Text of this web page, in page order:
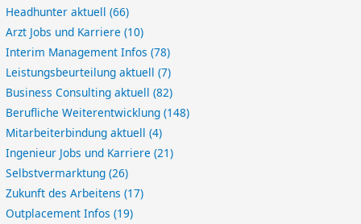
Headhunter aktuell(66)
Arzt Jobs und Karriere(10)
Interim Management Infos(78)
Leistungsbeurteilung aktuell(7)
Business Consulting aktuell(82)
Berufliche Weiterentwicklung(148)
Mitarbeiterbindung aktuell(4)
Ingenieur Jobs und Karriere(21)
Selbstvermarktung(26)
Zukunft des Arbeitens(17)
Outplacement Infos(19)